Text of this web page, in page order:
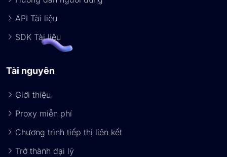
API Tài liệu
SDK Tài liệu
Tài nguyên
Giới thiệu
Proxy miễn phí
Chương trình tiếp thị liên kết
Trở thành đại lý